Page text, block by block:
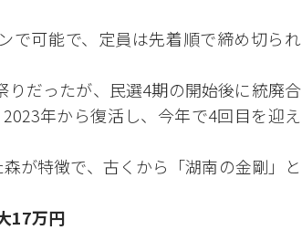
で可能で、定員は先着順で締め切られ
だったが、民選4期の開始後に統廃合
年から復活し、今年で4回目を迎え
が特徴で、古くから「湖南の金剛」と
17万円